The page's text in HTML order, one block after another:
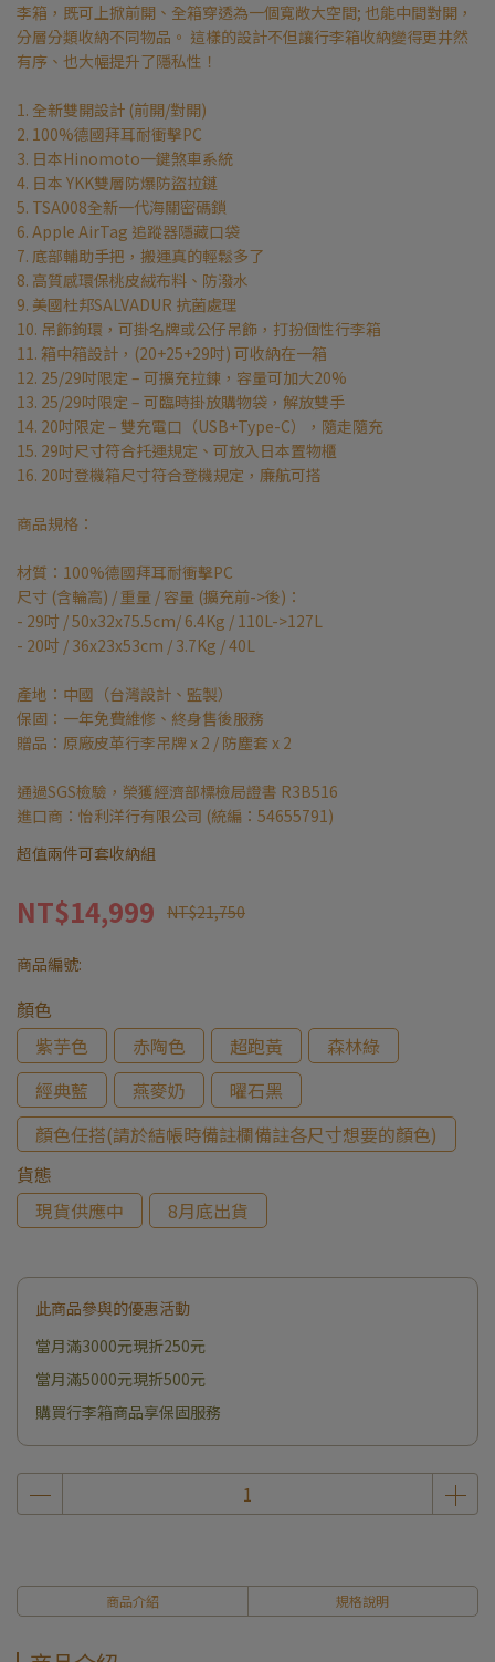
李箱，既可上掀前開、全箱穿透為一個寬敞大空間; 也能中間對開，
分層分類收納不同物品。 這樣的設計不但讓行李箱收納變得更井然
有序、也大幅提升了隱私性！
1. 全新雙開設計 (前開/對開)
2. 100%德國拜耳耐衝擊PC
3. 日本Hinomoto一鍵煞車系統
4. 日本 YKK雙層防爆防盜拉鏈
5. TSA008全新一代海關密碼鎖
6. Apple AirTag 追蹤器隱藏口袋
7. 底部輔助手把，搬運真的輕鬆多了
8. 高質感環保桃皮絨布料、防潑水
9. 美國杜邦SALVADUR 抗菌處理
10. 吊飾鉤環，可掛名牌或公仔吊飾，打扮個性行李箱
11. 箱中箱設計，(20+25+29吋) 可收納在一箱
12. 25/29吋限定 – 可擴充拉鍊，容量可加大20%
13. 25/29吋限定 – 可臨時掛放購物袋，解放雙手
14. 20吋限定 – 雙充電口（USB+Type-C），隨走隨充
15. 29吋尺寸符合托運規定、可放入日本置物櫃
16. 20吋登機箱尺寸符合登機規定，廉航可搭
商品規格：
材質：100%德國拜耳耐衝擊PC
尺寸 (含輪高) / 重量 / 容量 (擴充前->後)：
- 29吋 / 50x32x75.5cm/ 6.4Kg / 110L->127L
- 20吋 / 36x23x53cm / 3.7Kg / 40L
產地：中國（台灣設計、監製）
保固：一年免費維修、終身售後服務
贈品：原廠皮革行李吊牌 x 2 / 防塵套 x 2
通過SGS檢驗，榮獲經濟部標檢局證書 R3B516
進口商：怡利洋行有限公司 (統編：54655791)
超值兩件可套收納組
NT$14,999 NT$21,750
商品編號:
顏色
紫芋色
赤陶色 超跑黃
森林綠
經典藍
燕麥奶
曜石黑
顏色任搭(請於結帳時備註欄備註各尺寸想要的顏色)
貨態
現貨供應中
8月底出貨
此商品參與的優惠活動
當月滿3000元現折250元
當月滿5000元現折500元
購買行李箱商品享保固服務
商品介紹 規格說明